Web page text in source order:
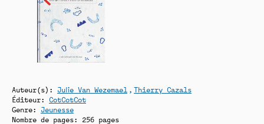
Auteur(s): Julie Van Wezemael
Thierry Cazals
Éditeur: CotCotCot
Genre: Jeunesse
Nombre de pages: 256 pages